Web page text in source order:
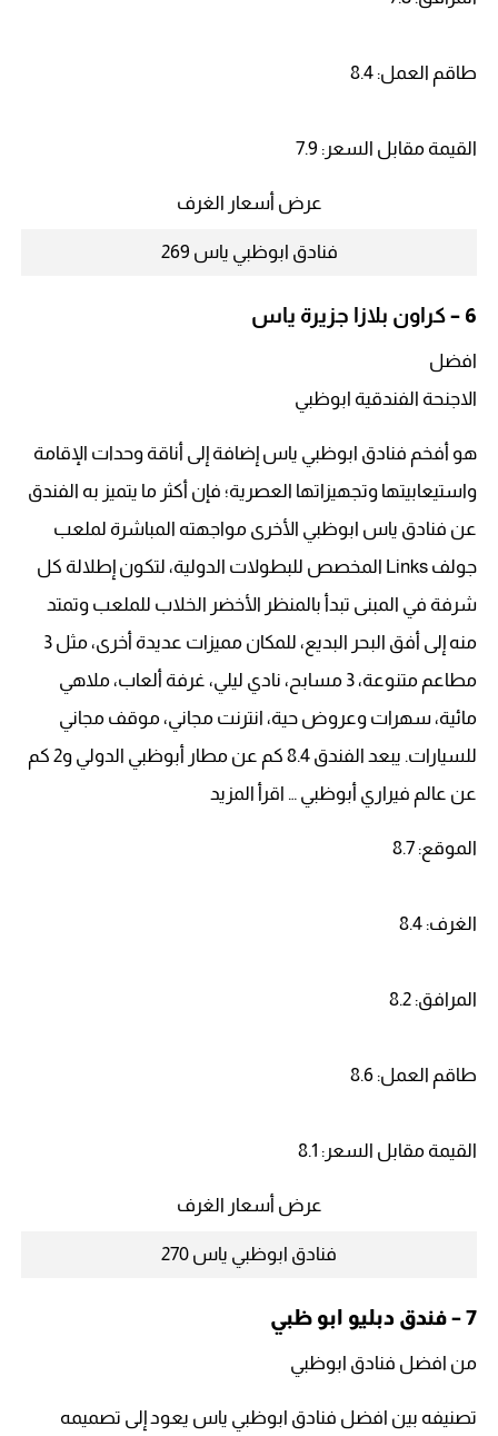
طاقم العمل: 8.4
القيمة مقابل السعر: 7.9
عرض أسعار الغرف
فنادق ابوظبي ياس 269
6 – كراون بلازا جزيرة ياس
افضل
الاجنحة الفندقية ابوظبي
هو أفخم فنادق ابوظبي ياس إضافة إلى أناقة وحدات الإقامة
واستيعابيتها وتجهيزاتها العصرية؛ فإن أكثر ما يتميز به الفندق
عن فنادق ياس ابوظبي الأخرى مواجهته المباشرة لملعب
جولف Links المخصص للبطولات الدولية، لتكون إطلالة كل
شرفة في المبنى تبدأ بالمنظر الأخضر الخلاب للملعب وتمتد
منه إلى أفق البحر البديع، للمكان مميزات عديدة أخرى، مثل 3
مطاعم متنوعة، 3 مسابح، نادي ليلي، غرفة ألعاب، ملاهي
مائية، سهرات وعروض حية، انترنت مجاني، موقف مجاني
للسيارات. يبعد الفندق 8.4 كم عن مطار أبوظبي الدولي و2 كم
عن عالم فيراري أبوظبي … اقرأ المزيد
الموقع: 8.7
الغرف: 8.4
المرافق: 8.2
طاقم العمل: 8.6
القيمة مقابل السعر: 8.1
عرض أسعار الغرف
فنادق ابوظبي ياس 270
7 – فندق دبليو ابو ظبي
من افضل فنادق ابوظبي
تصنيفه بين افضل فنادق ابوظبي ياس يعود إلى تصميمه